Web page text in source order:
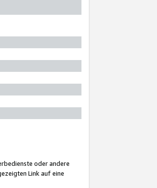
oder andere
Link auf eine